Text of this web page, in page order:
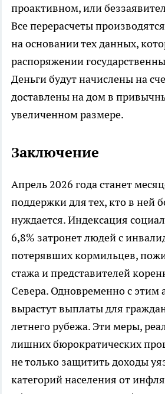
проактивном, или
Все перерасчеты
на основании тех данных,
распоряжении
Деньги будут начислены на
доставлены на дом в
увеличенном размере.
Заключение
Апрель 2026 года станет
поддержки для тех, кто в ней
нуждается. Индексация
6,8% затронет людей с
потерявших кормильцев,
стажа и представителей
Севера. Одновременно с этим
вырастут выплаты для
летнего рубежа. Эти меры,
лишних бюрократических
не только защитить доходы
категорий населения от